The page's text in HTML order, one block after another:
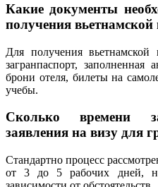
Какие документы
получения вьетнамской
Для получения
загранпаспорт, заполненная
брони отеля, билеты на
учебы.
Сколько времени
заявления на визу для
Стандартно процесс
от 3 до 5 рабочих дней,